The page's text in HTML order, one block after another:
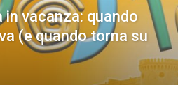
in vacanza: quando
(e quando torna su